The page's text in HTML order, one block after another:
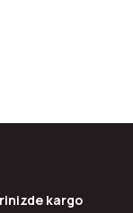
kargo